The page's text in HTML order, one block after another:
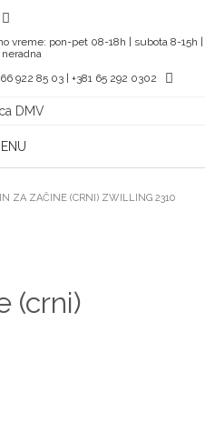
vreme: pon-pet 08-18h | subota 8-15h |
922 85 03 | +381 65 292 0302
ZA ZAČINE (CRNI) ZWILLING 2310
(crni)